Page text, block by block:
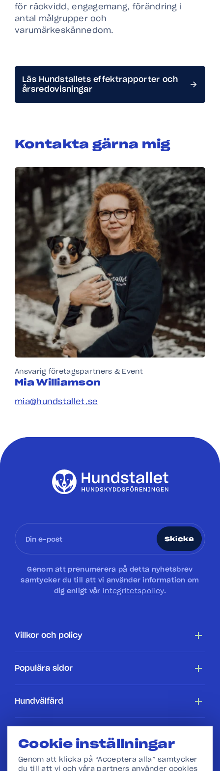
Cookie inställningar
Genom att klicka på “Acceptera alla” samtycker
du till att vi och våra partners använder cookies
för räckvidd, engagemang, förändring i
antal målgrupper och
varumärkeskännedom.
Läs Hundstallets effektrapporter och
årsredovisningar
Kontakta gärna mig
Ansvarig företagspartners & Event
Mia Williamson
mia@hundstallet.se
Skicka
Genom att prenumerera på detta nyhetsbrev
samtycker du till att vi använder information om
dig enligt vår integritetspolicy.
Villkor och policy
Tillgänglighetsredogörelse
Villkor
Populära sidor
Hundar
Webbshop
Hundvälfärd
I skolan
Press